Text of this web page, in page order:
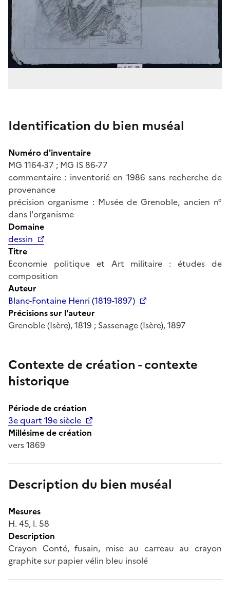
Identification du bien muséal
Numéro d'inventaire
MG 1164-37 ; MG IS 86-77
commentaire : inventorié en 1986 sans recherche de
provenance
précision organisme : Musée de Grenoble, ancien n°
dans l'organisme
Domaine
dessin
Titre
Economie politique et Art militaire : études de
composition
Auteur
Blanc-Fontaine Henri (1819-1897)
Précisions sur l'auteur
Grenoble (Isère), 1819 ; Sassenage (Isère), 1897
Contexte de création - contexte
historique
Période de création
3e quart 19e siècle
Millésime de création
vers 1869
Description du bien muséal
Mesures
H. 45, l. 58
Description
Crayon Conté, fusain, mise au carreau au crayon
graphite sur papier vélin bleu insolé